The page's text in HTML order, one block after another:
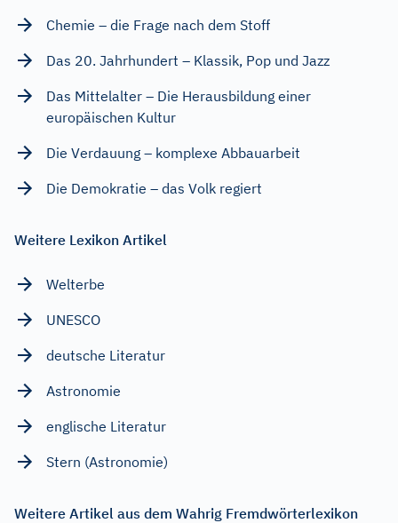
Chemie – die Frage nach dem Stoff
Das 20. Jahrhundert – Klassik, Pop und Jazz
Das Mittelalter – Die Herausbildung einer
europäischen Kultur
Die Verdauung – komplexe Abbauarbeit
Die Demokratie – das Volk regiert
Weitere Lexikon Artikel
Welterbe
UNESCO
deutsche Literatur
Astronomie
englische Literatur
Stern (Astronomie)
Weitere Artikel aus dem Wahrig Fremdwörterlexikon